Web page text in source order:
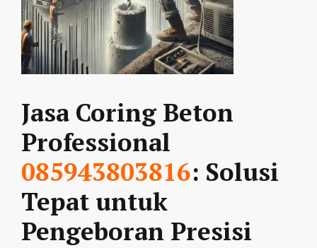
Jasa Coring Beton
Professional
085943803816: Solusi
Tepat untuk
Pengeboran Presisi